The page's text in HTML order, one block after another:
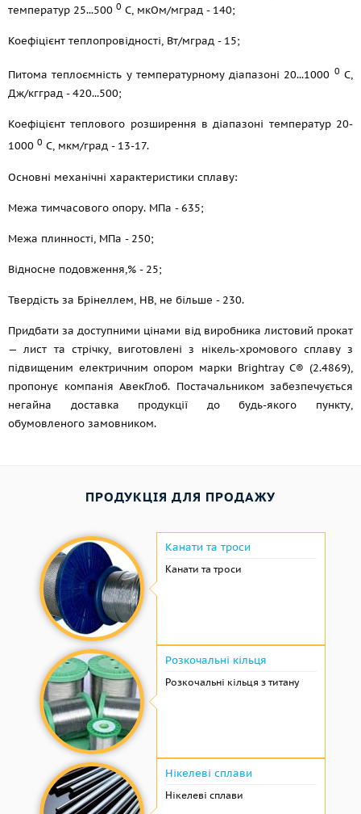
температур 25...500 0 С, мкОм/мград - 140;
Коефіцієнт теплопровідності, Вт/мград - 15;
Питома теплоємність у температурному діапазоні 20...1000 0 С,
Дж/кгград - 420...500;
Коефіцієнт теплового розширення в діапазоні температур 20-
1000 0 С, мкм/град - 13-17.
Основні механічні характеристики сплаву:
Межа тимчасового опору. МПа - 635;
Межа плинності, МПа - 250;
Відносне подовження,% - 25;
Твердість за Брінеллем, НВ, не більше - 230.
Придбати за доступними цінами від виробника листовий прокат
— лист та стрічку, виготовлені з нікель-хромового сплаву з
підвищеним електричним опором марки Brightray C® (2.4869),
пропонує компанія АвекГлоб. Постачальником забезпечується
негайна доставка продукції до будь-якого пункту,
обумовленого замовником.
ПРОДУКЦІЯ ДЛЯ ПРОДАЖУ
Канати та троси
Канати та троси
Розкочальні кільця
Розкочальні кільця з титану
Нікелеві сплави
Нікелеві сплави